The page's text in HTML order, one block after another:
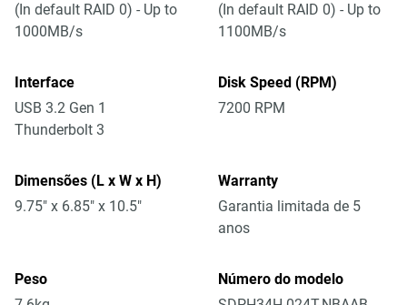
(In default RAID 0) - Up to
1000MB/s
(In default RAID 0) - Up to
1100MB/s
Interface
USB 3.2 Gen 1
Thunderbolt 3
Disk Speed (RPM)
7200 RPM
Dimensões (L x W x H)
9.75" x 6.85" x 10.5"
Warranty
Garantia limitada de 5
anos
Peso
Número do modelo